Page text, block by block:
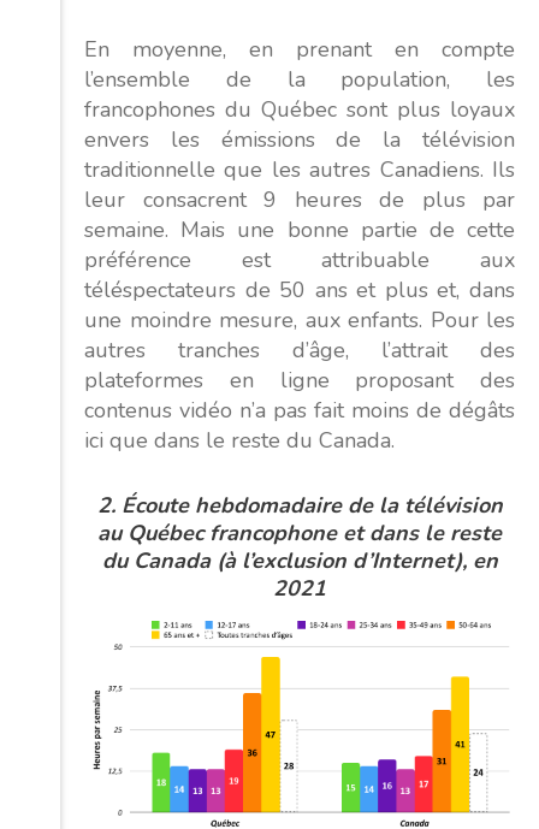
En moyenne, en prenant en compte
l’ensemble de la population, les
francophones du Québec sont plus loyaux
envers les émissions de la télévision
traditionnelle que les autres Canadiens. Ils
leur consacrent 9 heures de plus par
semaine. Mais une bonne partie de cette
préférence est attribuable aux
téléspectateurs de 50 ans et plus et, dans
une moindre mesure, aux enfants. Pour les
autres tranches d’âge, l’attrait des
plateformes en ligne proposant des
contenus vidéo n’a pas fait moins de dégâts
ici que dans le reste du Canada.
2. Écoute hebdomadaire de la télévision
au Québec francophone et dans le reste
du Canada (à l’exclusion d’Internet), en
2021